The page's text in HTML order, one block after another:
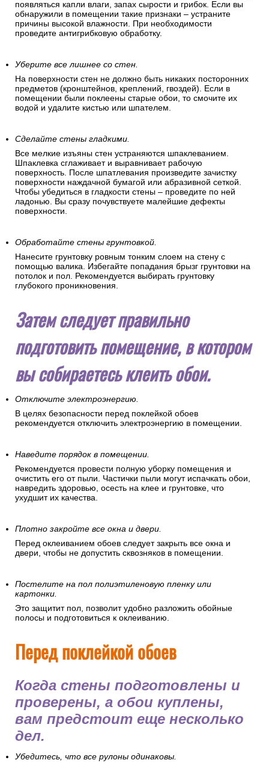
появляться капли влаги, запах сырости и грибок. Если вы
обнаружили в помещении такие признаки – устраните
причины высокой влажности. При необходимости
проведите антигрибковую обработку.
Уберите все лишнее со стен.
На поверхности стен не должно быть никаких посторонних
предметов (кронштейнов, креплений, гвоздей). Если в
помещении были поклеены старые обои, то смочите их
водой и удалите кистью или шпателем.
Сделайте стены гладкими.
Все мелкие изъяны стен устраняются шпаклеванием.
Шпаклевка сглаживает и выравнивает рабочую
поверхность. После шпатлевания произведите зачистку
поверхности наждачной бумагой или абразивной сеткой.
Чтобы убедиться в гладкости стены – проведите по ней
ладонью. Вы сразу почувствуете малейшие дефекты
поверхности.
Обработайте стены грунтовкой.
Нанесите грунтовку ровным тонким слоем на стену с
помощью валика. Избегайте попадания брызг грунтовки на
потолок и пол. Рекомендуется выбирать грунтовку
глубокого проникновения.
Затем следует правильно
подготовить помещение, в котором
вы собираетесь клеить обои.
Отключите электроэнергию.
В целях безопасности перед поклейкой обоев
рекомендуется отключить электроэнергию в помещении.
Наведите порядок в помещении.
Рекомендуется провести полную уборку помещения и
очистить его от пыли. Частички пыли могут испачкать обои,
навредить здоровью, осесть на клее и грунтовке, что
ухудшит их качества.
Плотно закройте все окна и двери.
Перед оклеиванием обоев следует закрыть все окна и
двери, чтобы не допустить сквозняков в помещении.
Постелите на пол полиэтиленовую пленку или
картонки.
Это защитит пол, позволит удобно разложить обойные
полосы и подготовиться к оклеиванию.
Перед поклейкой обоев
Когда стены подготовлены и
проверены, а обои куплены,
вам предстоит еще несколько
дел.
Убедитесь, что все рулоны одинаковы.